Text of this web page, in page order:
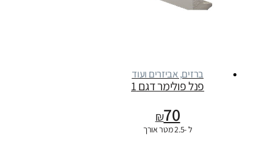
ברזים, אביזרים ועוד
פנל פולימר דגם 1
₪70
ל -2.5 מטר אורך